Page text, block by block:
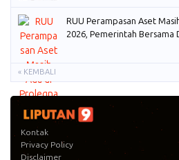
RUU Perampasan Aset
2026, Pemerintah Bersama
« KEMBALI
Kontak
Privacy Policy
Disclaimer